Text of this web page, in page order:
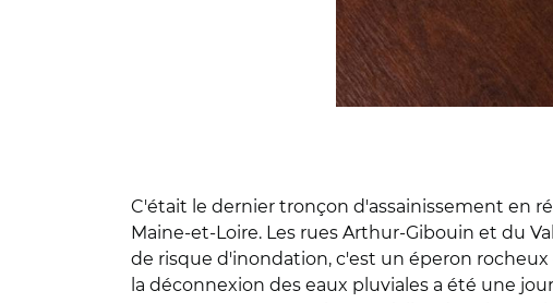
C'était le dernier tronçon d'assainissement en
Maine-et-Loire. Les rues Arthur-Gibouin et du
de risque d'inondation, c'est un éperon
la déconnexion des eaux pluviales a été une